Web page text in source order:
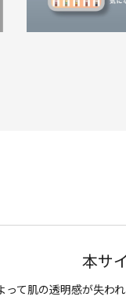
本サ
って肌の透明感が失わ